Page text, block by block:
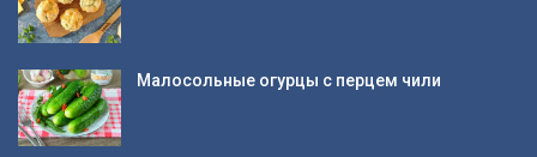
Малосольные огурцы с перцем чили